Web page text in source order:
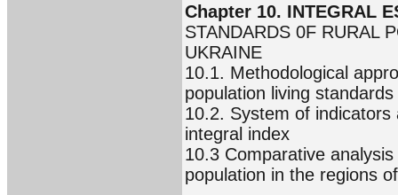
Chapter 10. INTEGRAL
STANDARDS 0F RURAL
UKRAINE
10.1. Methodological
population living standards
10.2. System of
integral index
10.3 Comparative
population in the regions